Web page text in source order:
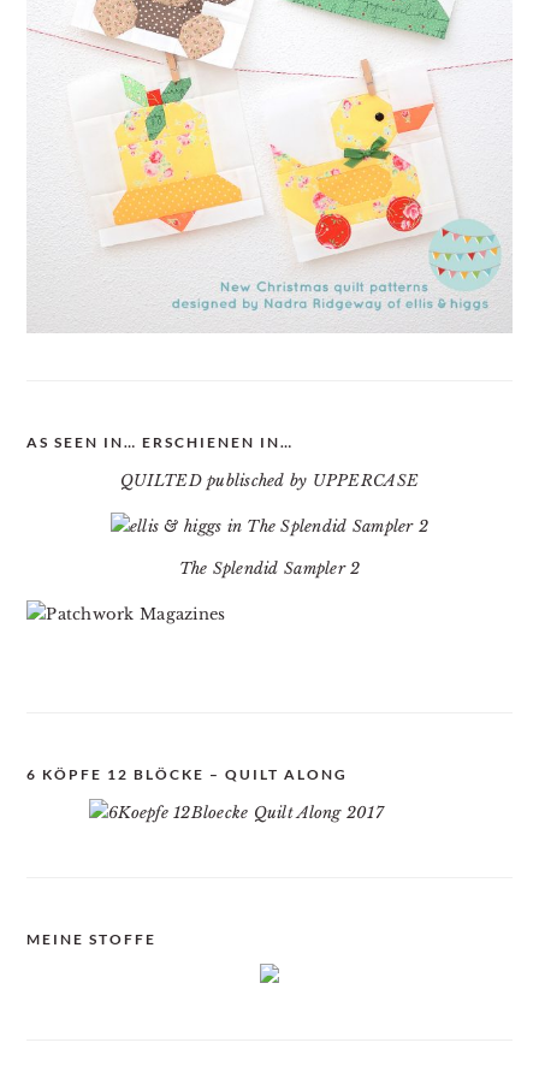
AS SEEN IN… ERSCHIENEN IN…
QUILTED publisched by UPPERCASE
The Splendid Sampler 2
6 KÖPFE 12 BLÖCKE – QUILT ALONG
MEINE STOFFE